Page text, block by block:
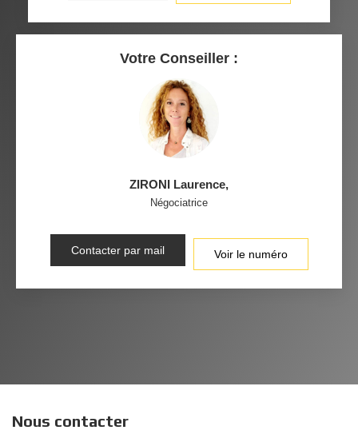
Votre Conseiller :
ZIRONI Laurence,
Négociatrice
Contacter par mail Voir le numéro
Nous contacter